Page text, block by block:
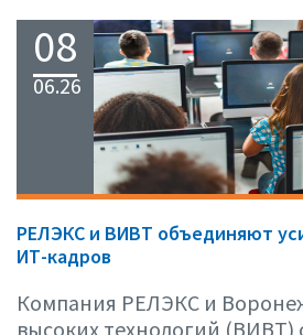
08
06.26
РЕЛЭКС и ВИВТ объединяют
ИТ-кадров
Компания РЕЛЭКС и
высоких технологий (ВИВТ)